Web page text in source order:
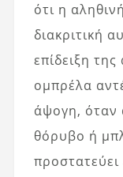
ότι η αληθινή
διακριτική
επίδειξη
ομπρέλα
άψογη, όταν
θόρυβο ή